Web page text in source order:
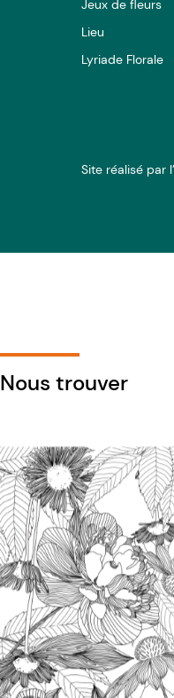
Jeux de fleurs
Lieu
Lyriade Florale
Site réalisé par
Nous trouver